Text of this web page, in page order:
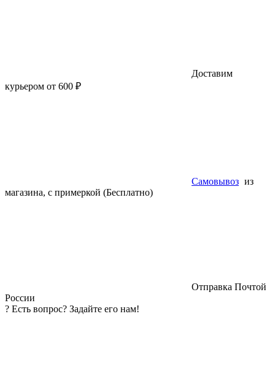
Доставим
курьером от 600 ₽
Самовывоз из
магазина, с примеркой (Бесплатно)
Отправка Почтой
России
? Есть вопрос? Задайте его нам!